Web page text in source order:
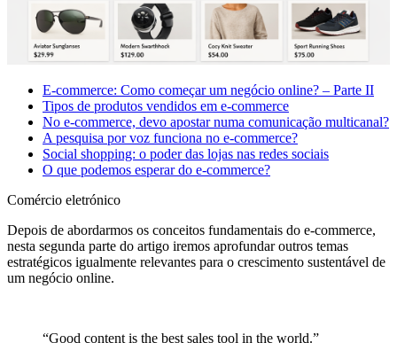
E-commerce: Como começar um negócio online? – Parte II
Tipos de produtos vendidos em e-commerce
No e-commerce, devo apostar numa comunicação multicanal?
A pesquisa por voz funciona no e-commerce?
Social shopping: o poder das lojas nas redes sociais
O que podemos esperar do e-commerce?
Comércio eletrónico
Depois de abordarmos os conceitos fundamentais do e-commerce,
nesta segunda parte do artigo iremos aprofundar outros temas
estratégicos igualmente relevantes para o crescimento sustentável de
um negócio online.
“Good content is the best sales tool in the world.”